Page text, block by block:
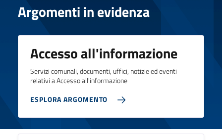
Argomenti in evidenza
Accesso all'informazione
Servizi comunali, documenti, uffici, notizie ed eventi
relativi a Accesso all'informazione
ESPLORA ARGOMENTO